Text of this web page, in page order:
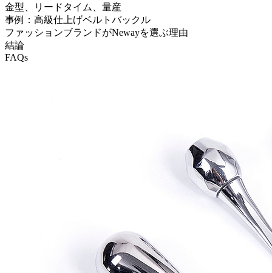
金型、リードタイム、量産
事例：高級仕上げベルトバックル
ファッションブランドがNewayを選ぶ理由
結論
FAQs